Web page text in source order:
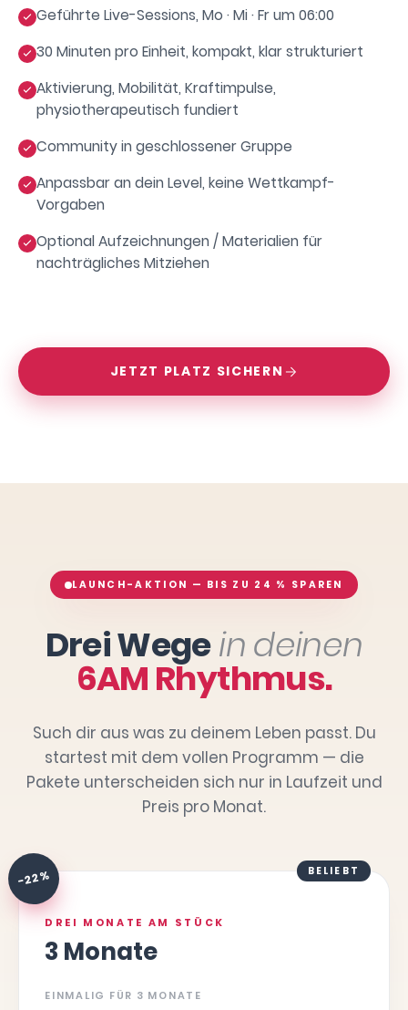
Geführte Live-Sessions, Mo · Mi · Fr um 06:00
30 Minuten pro Einheit, kompakt, klar strukturiert
Aktivierung, Mobilität, Kraftimpulse,
physiotherapeutisch fundiert
Community in geschlossener Gruppe
Anpassbar an dein Level, keine Wettkampf-
Vorgaben
Optional Aufzeichnungen / Materialien für
nachträgliches Mitziehen
JETZT PLATZ SICHERN
LAUNCH-AKTION — BIS ZU 24 % SPAREN
Drei Wegein deinen
6AM Rhythmus.
Such dir aus was zu deinem Leben passt. Du
startest mit dem vollen Programm — die
Pakete unterscheiden sich nur in Laufzeit und
Preis pro Monat.
-22 % BELIEBT
DREI MONATE AM STÜCK
3 Monate
EINMALIG FÜR 3 MONATE